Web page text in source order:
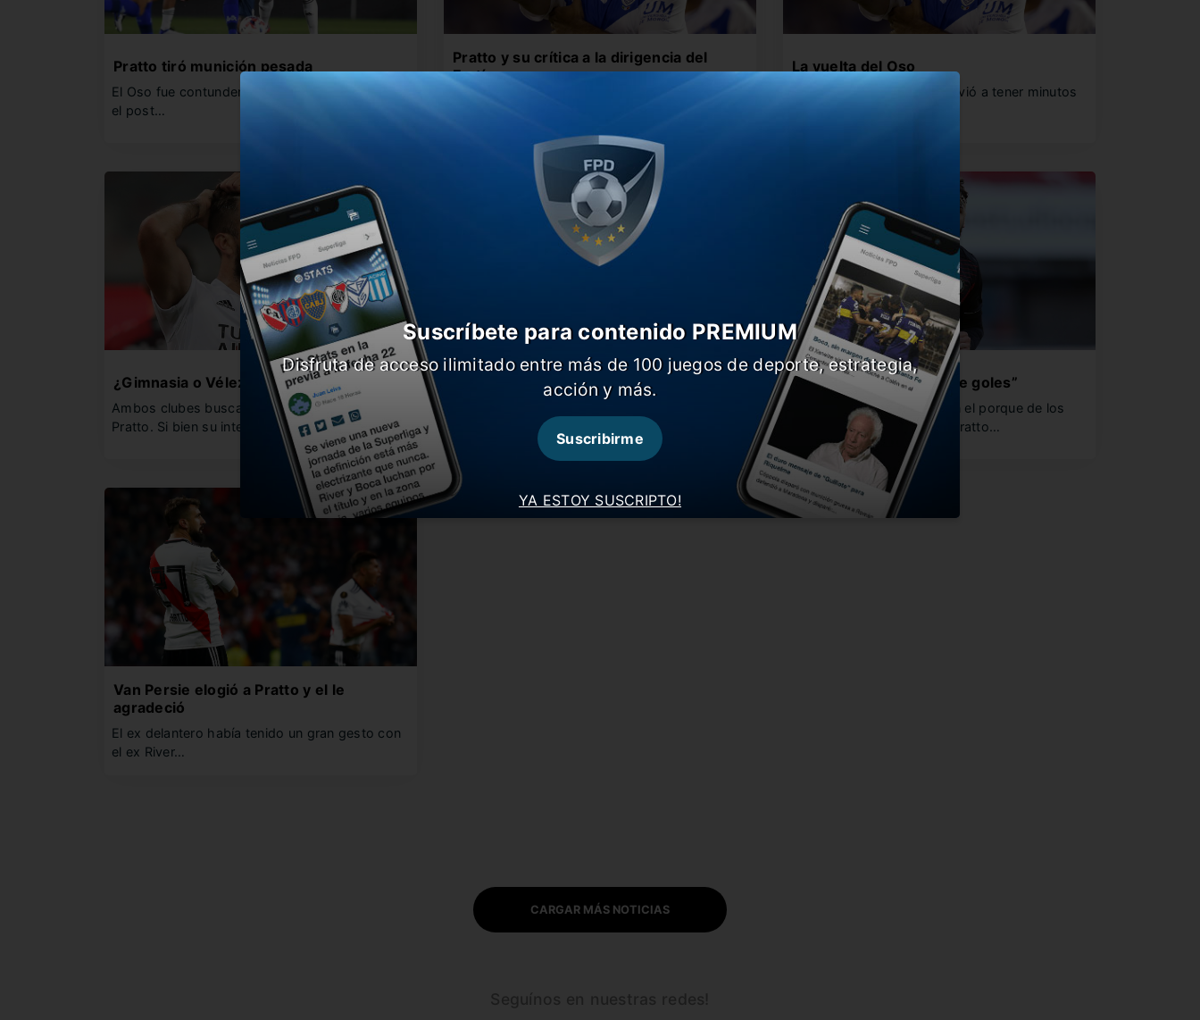
Pratto tiró munición pesada
El Oso fue contundente a la hora de declarar en
el post…
Pratto y su crítica a la dirigencia del
Fortín
La vuelta del Oso
El ex delantero de River volvió a tener minutos
¿Gimnasia o Vélez?
Ambos clubes buscan llevarse el pase de
Pratto. Si bien su intención…
“No va a volver a River hasta junio”
claro cuando volverá…
“Es bueno, pero no hace goles”
Los holandeses justificaron el porque de los
pocos minutos que juega Pratto…
Van Persie elogió a Pratto y el le
agradeció
El ex delantero había tenido un gran gesto con
el ex River…
CARGAR MÁS NOTICIAS
YA ESTOY SUSCRIPTO!
Suscríbete para contenido PREMIUM
Disfruta de acceso ilimitado entre más de 100 juegos de deporte, estrategia,
acción y más.
Suscribirme